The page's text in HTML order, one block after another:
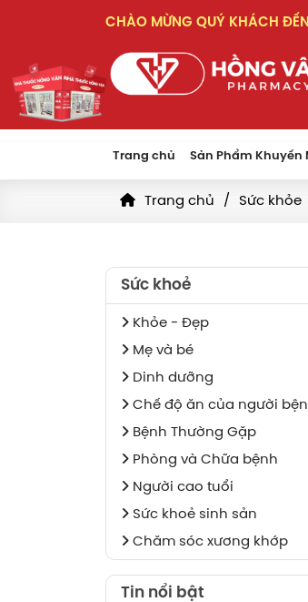
CHÀO MỪNG QUÝ KHÁCH
Trang chủ Sản Phẩm Khuyến
Trang chủ Sức khỏe
Sức khoẻ
Khỏe - Đẹp
Mẹ và bé
Dinh dưỡng
Chế độ ăn của người
Bệnh Thường Gặp
Phòng và Chữa bệnh
Người cao tuổi
Sức khoẻ sinh sản
Chăm sóc xương khớp
Tin nổi bật